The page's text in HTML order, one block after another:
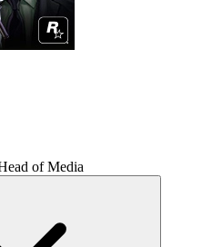
of Media